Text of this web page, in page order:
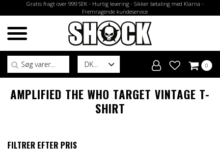
Gratis fragt over 999 SEK - Hurtig levering - Sikker betaling med Klarna -
Fremragende kundeservice
DK
Søg efter:
0
AMPLIFIED THE WHO TARGET VINTAGE T-
SHIRT
FILTRER EFTER PRIS